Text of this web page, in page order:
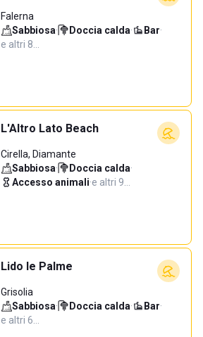
Falerna
Sabbiosa· Doccia calda· Bar·
e altri 8…
L'Altro Lato Beach
Cirella, Diamante
Sabbiosa· Doccia calda·
Accesso animali·e altri 9…
Lido le Palme
Grisolia
Sabbiosa· Doccia calda· Bar·
e altri 6…